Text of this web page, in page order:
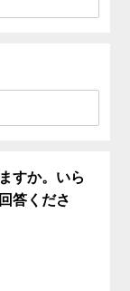
すか。いら
答くださ